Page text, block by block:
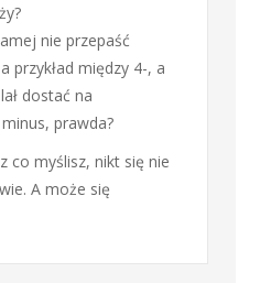
nie przepaść
przykład między 4-, a
dostać na
prawda?
co myślisz, nikt się nie
A może się